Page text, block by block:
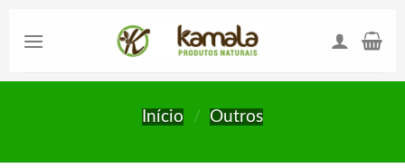
Início / Outros